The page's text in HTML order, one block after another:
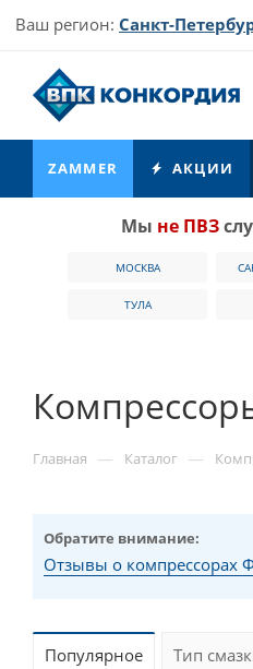
Ваш регион: Санкт-
ZAMMER АКЦИИ
Мы не ПВЗ
МОСКВА
ТУЛА
Главная — Каталог —
Обратите внимание:
Отзывы о компрессорах
Популярное Тип